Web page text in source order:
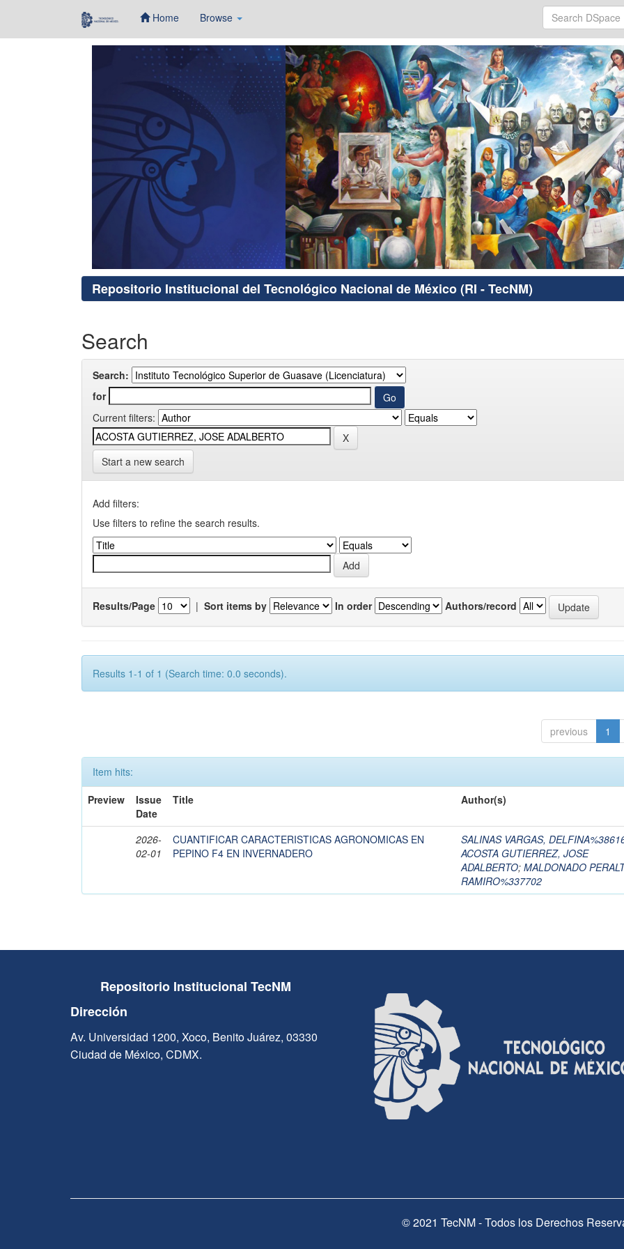
Home Browse
Repositorio Institucional del Tecnológico Nacional de México (RI - TecNM)
Search
Search:
for
Current filters:
Start a new search
Add filters:
Use filters to refine the search results.
Results/Page | Sort items by In order Authors/record
Results 1-1 of 1 (Search time: 0.0 seconds).
previous 1
Item hits:
Preview
Issue
Date
Title Author(s)
2026-
02-01
CUANTIFICAR CARACTERISTICAS AGRONOMICAS EN
PEPINO F4 EN INVERNADERO
SALINAS VARGAS,
ACOSTA GUTIERREZ, JOSE
ADALBERTO; MALDONADO
RAMIRO%337702
Repositorio Institucional TecNM
Dirección
Av. Universidad 1200, Xoco, Benito Juárez, 03330
Ciudad de México, CDMX.
© 2021 TecNM - Todos los Derechos